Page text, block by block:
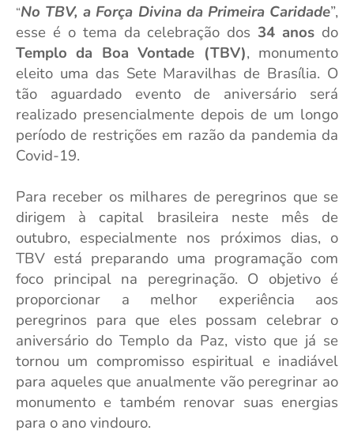
“No TBV, a Força Divina da Primeira Caridade”,
esse é o tema da celebração dos 34 anos do
Templo da Boa Vontade (TBV), monumento
eleito uma das Sete Maravilhas de Brasília. O
tão aguardado evento de aniversário será
realizado presencialmente depois de um longo
período de restrições em razão da pandemia da
Covid-19.
Para receber os milhares de peregrinos que se
dirigem à capital brasileira neste mês de
outubro, especialmente nos próximos dias, o
TBV está preparando uma programação com
foco principal na peregrinação. O objetivo é
proporcionar a melhor experiência aos
peregrinos para que eles possam celebrar o
aniversário do Templo da Paz, visto que já se
tornou um compromisso espiritual e inadiável
para aqueles que anualmente vão peregrinar ao
monumento e também renovar suas energias
para o ano vindouro.